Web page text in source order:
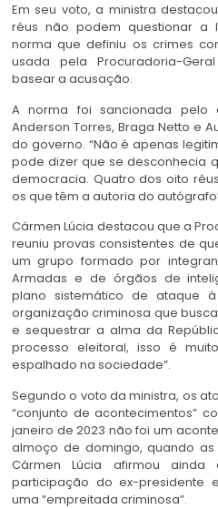
Em seu voto, a ministra
réus não podem questionar a
norma que definiu os crimes
usada pela Procuradoria-
basear a acusação.
A norma foi sancionada pelo
Anderson Torres, Braga Netto e
do governo. “Não é apenas
pode dizer que se desconhecia
democracia. Quatro dos oito
os que têm a autoria do
Cármen Lúcia destacou que a
reuniu provas consistentes de
um grupo formado por
Armadas e de órgãos de
plano sistemático de ataque
organização criminosa que
e sequestrar a alma da
processo eleitoral, isso é
espalhado na sociedade”.
Segundo o voto da ministra, os
“conjunto de acontecimentos”
janeiro de 2023 não foi um
almoço de domingo, quando
Cármen Lúcia afirmou
participação do ex-presidente
uma “empreitada criminosa”.